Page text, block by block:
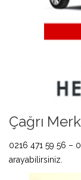
Çağrı
0216 471 59 56 –
arayabilirsiniz.